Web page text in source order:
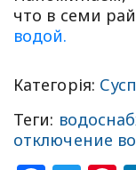
что в семи
водой.
Категорія:
Теги:
отключение